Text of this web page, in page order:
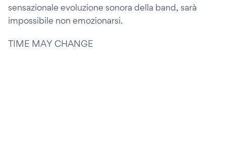
sensazionale evoluzione sonora della band, sarà
impossibile non emozionarsi.
TIME MAY CHANGE